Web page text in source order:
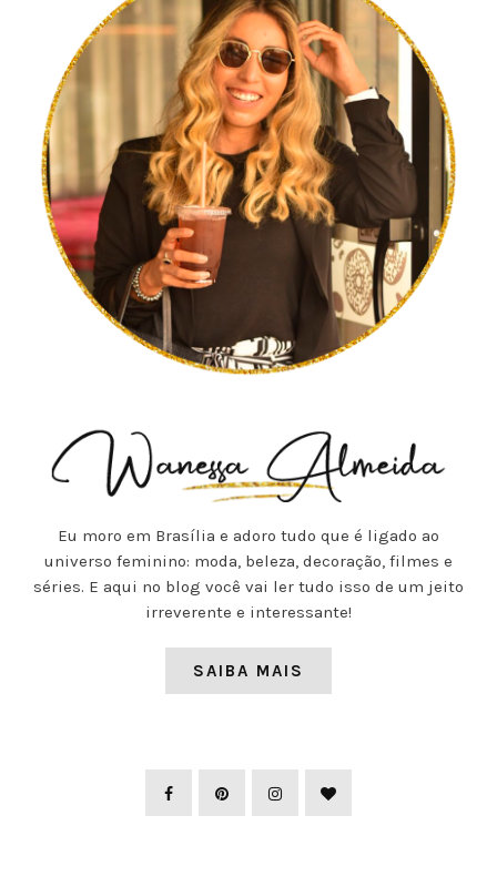
Eu moro em Brasília e adoro tudo que é ligado ao
universo feminino: moda, beleza, decoração, filmes e
séries. E aqui no blog você vai ler tudo isso de um jeito
irreverente e interessante!
SAIBA MAIS